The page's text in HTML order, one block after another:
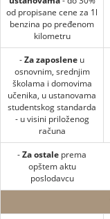
od propisane cene za 1l
benzina po pređenom
kilometru
-Za zaposlene u
osnovnim, srednjim
školama i domovima
učenika, u ustanovama
studentskog standarda
- u visini priloženog
računa
-Za ostale prema
opštem aktu
poslodavcu